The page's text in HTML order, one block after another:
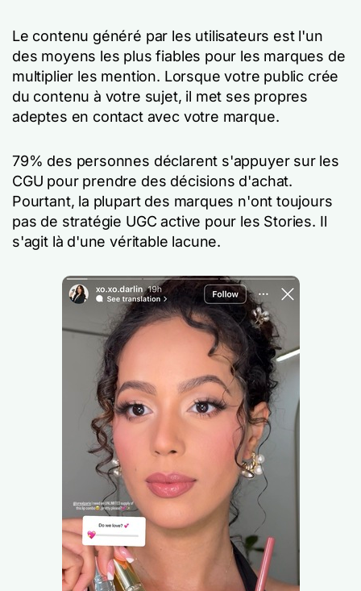
Le contenu généré par les utilisateurs est l'un
des moyens les plus fiables pour les marques de
multiplier les mention. Lorsque votre public crée
du contenu à votre sujet, il met ses propres
adeptes en contact avec votre marque.
79% des personnes déclarent s'appuyer sur les
CGU pour prendre des décisions d'achat.
Pourtant, la plupart des marques n'ont toujours
pas de stratégie UGC active pour les Stories. Il
s'agit là d'une véritable lacune.